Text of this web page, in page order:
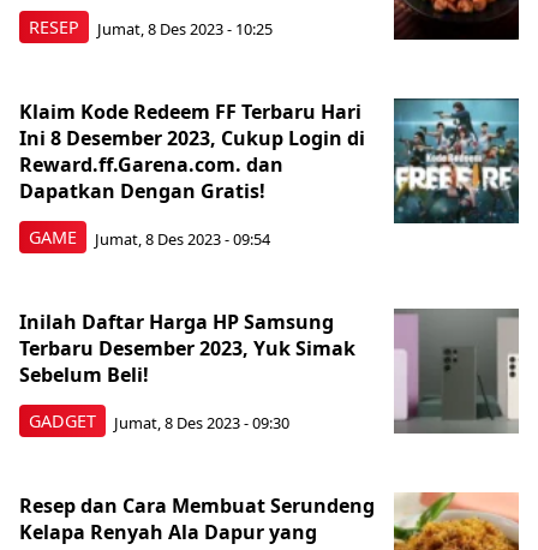
RESEP Jumat, 8 Des 2023 - 10:25
GAME
Klaim Kode Redeem FF Terbaru Hari
Ini 8 Desember 2023, Cukup Login di
Reward.ff.Garena.com. dan
Dapatkan Dengan Gratis!
Jumat, 8 Des 2023 - 09:54
GADGET
Inilah Daftar Harga HP Samsung
Terbaru Desember 2023, Yuk Simak
Sebelum Beli!
Jumat, 8 Des 2023 - 09:30
Resep dan Cara Membuat Serundeng
Kelapa Renyah Ala Dapur yang